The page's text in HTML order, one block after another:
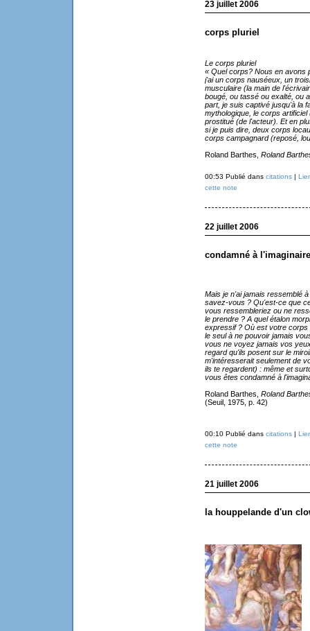
23 juillet 2006
corps pluriel
Le corps pluriel
« Quel corps? Nous en avons
j'ai un corps nauséeux, un
musculaire (la main de
bougé, ou tassé ou exalté, ou
part, je suis captivé jusqu'à la
mythologique, le corps
prostitué (de l'acteur). Et en
si je puis dire, deux corps
corps campagnard (reposé,
Roland Barthes, Roland
00:53 Publié dans citations|
cette note
22 juillet 2006
condamné à l'imaginaire
Mais je n'ai jamais ressemblé
savez-vous ? Qu'est-ce que
vous ressembleriez ou ne
le prendre ? A quel étalon
expressif ? Où est votre corps
le seul à ne pouvoir jamais
vous ne voyez jamais vos
regard qu'ils posent sur le
m'intéresserait seulement de
ils te regardent) : même et
vous êtes condamné à
Roland Barthes, Roland
(Seuil, 1975, p. 42)
00:10 Publié dans citations|
cette note
21 juillet 2006
la houppelande d'un